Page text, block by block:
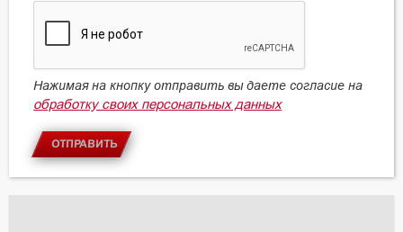
Нажимая на кнопку отправить вы даете согласие на
обработку своих персональных данных
ОТПРАВИТЬ